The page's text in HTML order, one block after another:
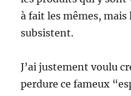
à fait les mêmes, mais
subsistent.
J’ai justement voulu
perdure ce fameux